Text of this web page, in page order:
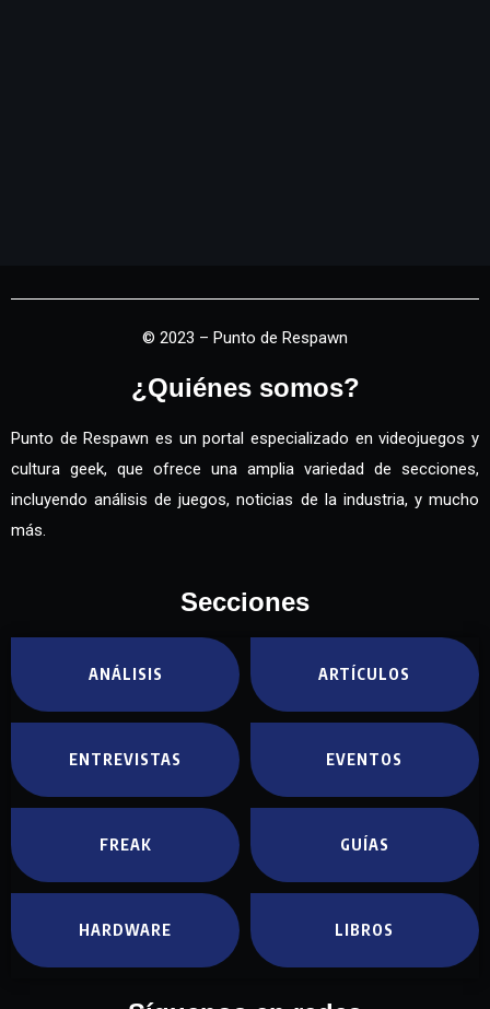
© 2023 – Punto de Respawn
¿Quiénes somos?
Punto de Respawn es un portal especializado en videojuegos y
cultura geek, que ofrece una amplia variedad de secciones,
incluyendo análisis de juegos, noticias de la industria, y mucho
más.
Secciones
ANÁLISIS ARTÍCULOS
ENTREVISTAS EVENTOS
FREAK GUÍAS
HARDWARE LIBROS